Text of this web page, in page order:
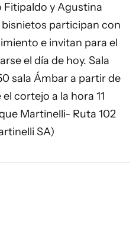
Fitipaldo y Agustina
participan con
e invitan para el
el día de hoy. Sala
sala Ámbar a partir de
cortejo a la hora 11
Martinelli- Ruta 102
SA)